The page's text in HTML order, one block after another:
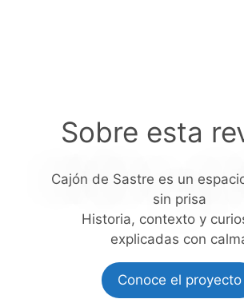
Sobre esta
Cajón de Sastre es un
sin prisa
Historia, contexto y
explicadas con
Conoce el proyecto